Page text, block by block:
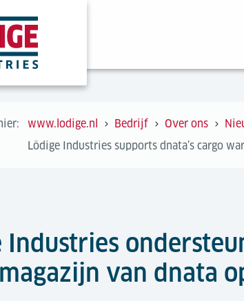
www.lodige.nl Bedrijf Over ons
Lödige Industries supports dnata’s cargo
Industries
van dnata